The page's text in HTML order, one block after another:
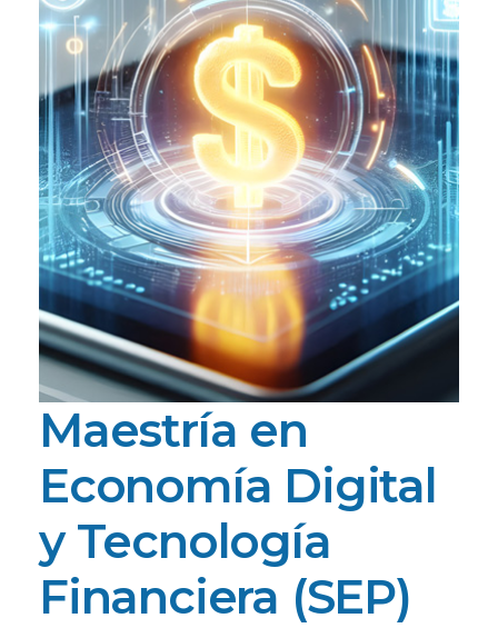
Maestría en
Economía Digital
y Tecnología
Financiera (SEP)